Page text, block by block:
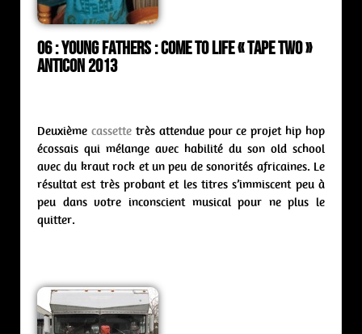
06 : Young Fathers : come to life « Tape Two »
Anticon 2013
Deuxième cassette très attendue pour ce projet hip hop
écossais qui mélange avec habilité du son old school
avec du kraut rock et un peu de sonorités africaines. Le
résultat est très probant et les titres s’immiscent peu à
peu dans votre inconscient musical pour ne plus le
quitter.